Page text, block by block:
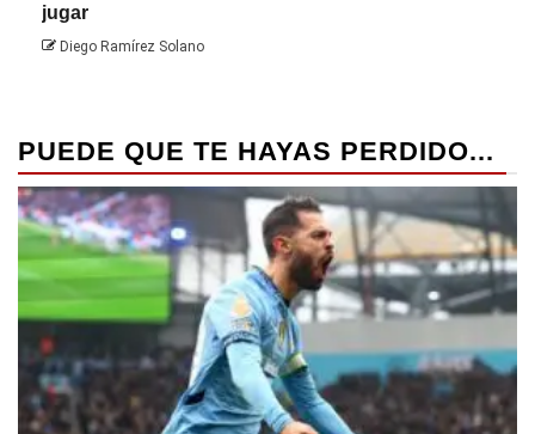
jugar
Diego Ramírez Solano
PUEDE QUE TE HAYAS PERDIDO...